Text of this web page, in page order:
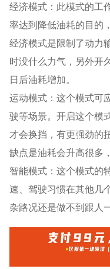
经济模式：此模式的工
率达到降低油耗的目的
经济模式是限制了动力
时没什么力气，另外开
日后油耗增加。
运动模式：这个模式可
驶等场景。开启这个模
才会换挡，有更强劲的
缺点是油耗会升高很多
智能模式：这个模式的
速、驾驶习惯在其他几
杂路况还是做不到跟人